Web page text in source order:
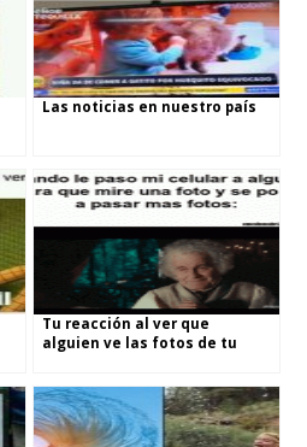
Las noticias en nuestro país
Tu reacción al ver que
alguien ve las fotos de tu